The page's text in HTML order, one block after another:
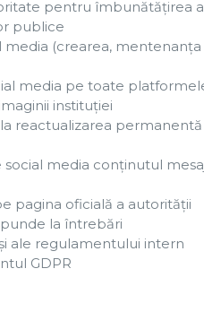
pentru îmbunătăţirea
publice
(crearea,
media pe toate
instituției
reactualizarea
media conținutul
pagina oficială a autorității
la întrebări
ale regulamentului intern
GDPR